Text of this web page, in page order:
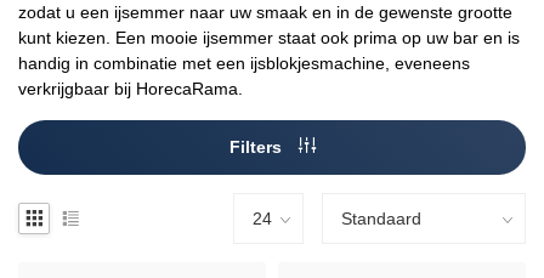
zodat u een ijsemmer naar uw smaak en in de gewenste grootte
kunt kiezen. Een mooie ijsemmer staat ook prima op uw bar en is
handig in combinatie met een ijsblokjesmachine, eveneens
verkrijgbaar bij HorecaRama.
Filters